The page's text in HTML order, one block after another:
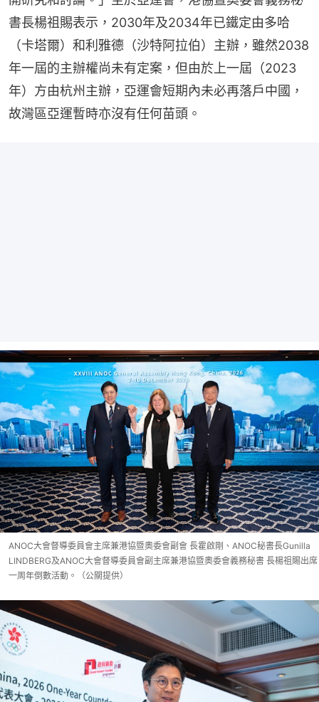
書長楊祖賜表示，2030年及2034年已鐵定由多哈
（卡塔爾）和利雅德（沙特阿拉伯）主辦，雖然2038
年一屆的主辦權尚未有定案，但由於上一屆（2023
年）方由杭州主辦，亞運會短期內未必再落戶中國，
故灣區亞運暫時亦沒有任何苗頭。
ANOC大會督導委員會主席兼港協暨奧委會副會 長霍啟剛、ANOC秘書長Gunilla
LINDBERG及ANOC大會督導委員會副主席兼港協暨奧委會義務秘書 長楊祖賜出席
一周年倒數活動。（公關提供）